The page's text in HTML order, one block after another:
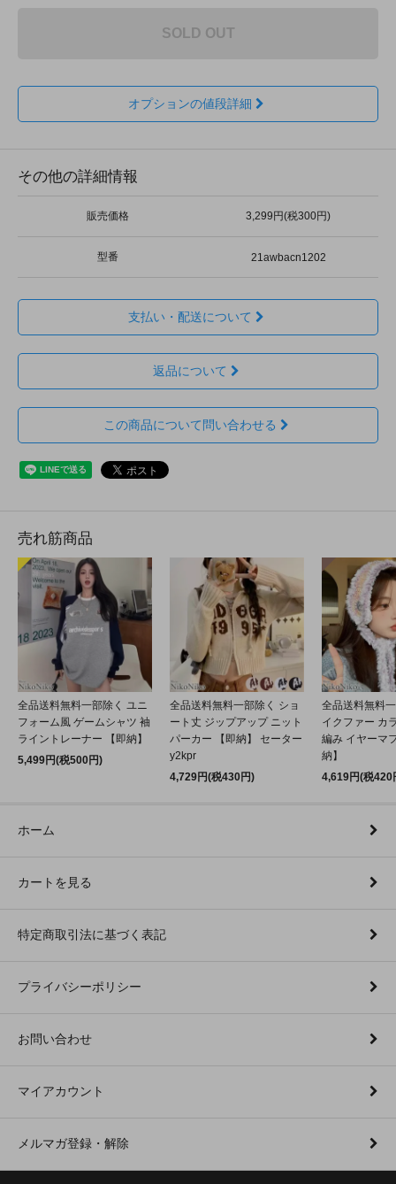
SOLD OUT
オプションの値段詳細
その他の詳細情報
販売価格 3,299円(税300円)
型番 21awbacn1202
支払い・配送について
返品について
この商品について問い合わせる
売れ筋商品
全品送料無料一部除く ユニ
フォーム風 ゲームシャツ 袖
ライントレーナー 【即納】
5,499円(税500円)
全品送料無料一部除く ショ
ート丈 ジップアップ ニット
パーカー 【即納】 セーター
y2kpr
4,729円(税430円)
全品送料無料
イクファー カ
編み イヤーマ
納】
4,619円(税420
ホーム
カートを見る
特定商取引法に基づく表記
プライバシーポリシー
お問い合わせ
マイアカウント
メルマガ登録・解除